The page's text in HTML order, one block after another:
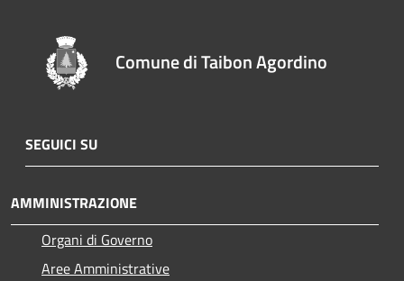
Comune di Taibon Agordino
SEGUICI SU
AMMINISTRAZIONE
Organi di Governo
Aree Amministrative